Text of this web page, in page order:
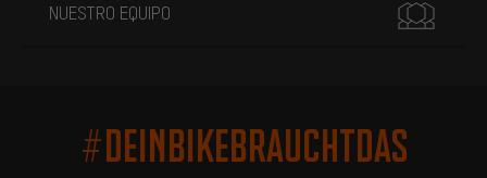
NUESTRO EQUIPO
#DEINBIKEBRAUCHTDAS